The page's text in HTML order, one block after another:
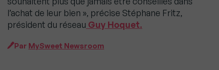
l’achat de leur bien », précise Stéphane Fritz,
président du réseau Guy Hoquet.
Par MySweet Newsroom